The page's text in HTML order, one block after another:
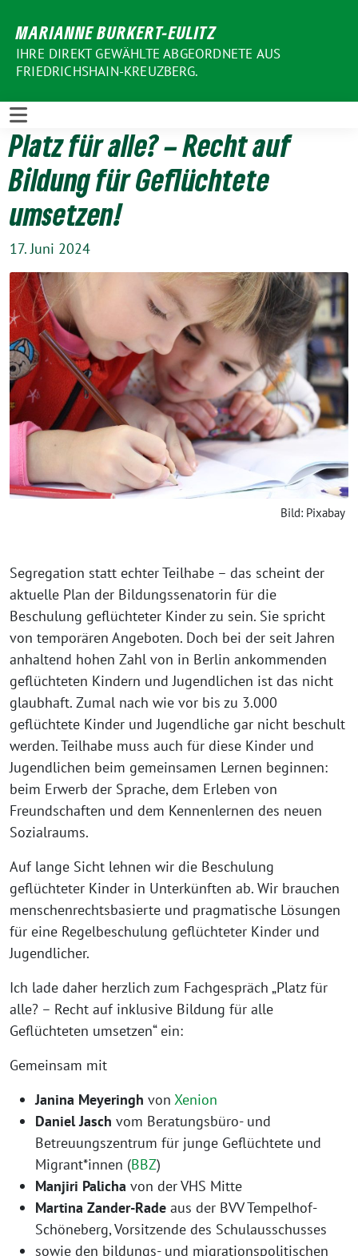
zum
Inhalt
MARIANNE BURKERT-EULITZ
IHRE DIREKT GEWÄHLTE ABGEORDNETE AUS
FRIEDRICHSHAIN-KREUZBERG.
Platz für alle? – Recht auf
Bildung für Geflüchtete
umsetzen!
17. Juni 2024
Bild: Pixabay
Segregation statt echter Teilhabe – das scheint der
aktuelle Plan der Bildungssenatorin für die
Beschulung geflüchteter Kinder zu sein. Sie spricht
von temporären Angeboten. Doch bei der seit Jahren
anhaltend hohen Zahl von in Berlin ankommenden
geflüchteten Kindern und Jugendlichen ist das nicht
glaubhaft. Zumal nach wie vor bis zu 3.000
geflüchtete Kinder und Jugendliche gar nicht beschult
werden. Teilhabe muss auch für diese Kinder und
Jugendlichen beim gemeinsamen Lernen beginnen:
beim Erwerb der Sprache, dem Erleben von
Freundschaften und dem Kennenlernen des neuen
Sozialraums.
Auf lange Sicht lehnen wir die Beschulung
geflüchteter Kinder in Unterkünften ab. Wir brauchen
menschenrechtsbasierte und pragmatische Lösungen
für eine Regelbeschulung geflüchteter Kinder und
Jugendlicher.
Ich lade daher herzlich zum Fachgespräch „Platz für
alle? – Recht auf inklusive Bildung für alle
Geflüchteten umsetzen“ ein:
Gemeinsam mit
Janina Meyeringh von Xenion
Daniel Jasch vom Beratungsbüro- und
Betreuungszentrum für junge Geflüchtete und
Migrant*innen (BBZ)
Manjiri Palicha von der VHS Mitte
Martina Zander-Rade aus der BVV Tempelhof-
Schöneberg, Vorsitzende des Schulausschusses
sowie den bildungs- und migrationspolitischen